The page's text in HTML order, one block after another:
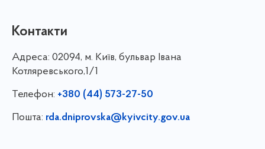
Контакти
Адреса: 02094, м. Київ, бульвар Івана
Котляревського,1/1
Телефон: +380 (44) 573-27-50
Пошта: rda.dniprovska@kyivcity.gov.ua